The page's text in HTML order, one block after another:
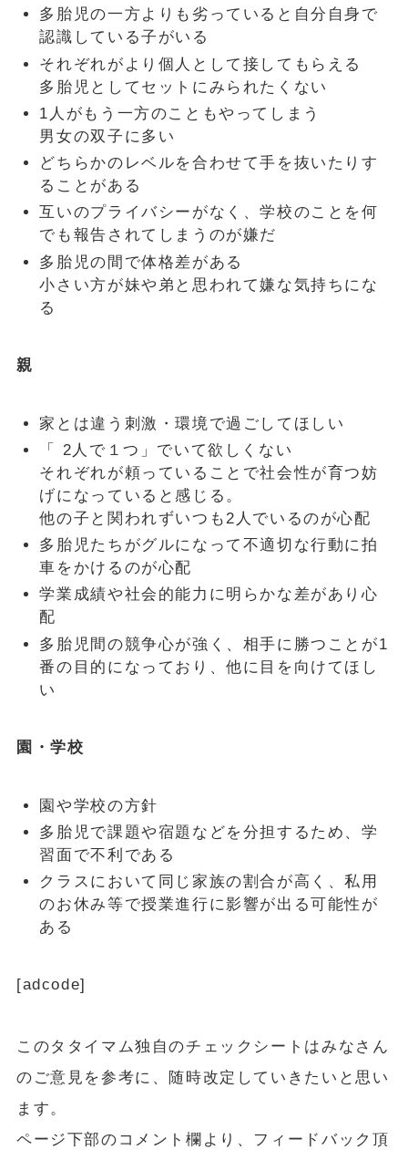
多胎児の一方よりも劣っていると自分自身で
認識している子がいる
それぞれがより個人として接してもらえる
多胎児としてセットにみられたくない
1人がもう一方のこともやってしまう
男女の双子に多い
どちらかのレベルを合わせて手を抜いたりす
ることがある
互いのプライバシーがなく、学校のことを何
でも報告されてしまうのが嫌だ
多胎児の間で体格差がある
小さい方が妹や弟と思われて嫌な気持ちにな
る
親
家とは違う刺激・環境で過ごしてほしい
「 2人で１つ」でいて欲しくない
それぞれが頼っていることで社会性が育つ妨
げになっていると感じる。
他の子と関われずいつも2人でいるのが心配
多胎児たちがグルになって不適切な行動に拍
車をかけるのが心配
学業成績や社会的能力に明らかな差があり心
配
多胎児間の競争心が強く、相手に勝つことが1
番の目的になっており、他に目を向けてほし
い
園・学校
園や学校の方針
多胎児で課題や宿題などを分担するため、学
習面で不利である
クラスにおいて同じ家族の割合が高く、私用
のお休み等で授業進行に影響が出る可能性が
ある
[adcode]
このタタイマム独自のチェックシートはみなさん
のご意見を参考に、随時改定していきたいと思い
ます。
ページ下部のコメント欄より、フィードバック頂